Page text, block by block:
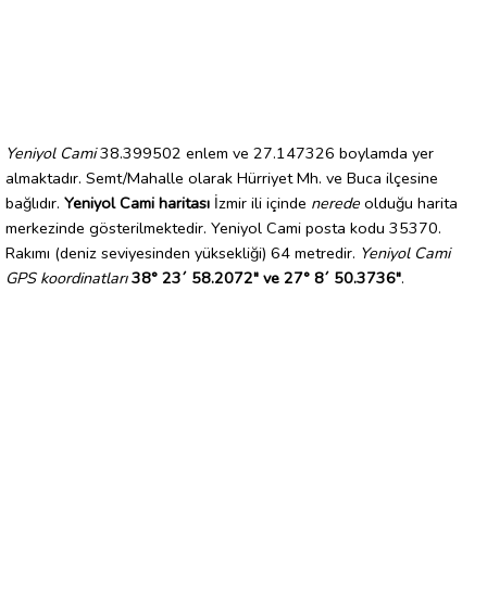
Yeniyol Cami38.399502 enlem ve 27.147326 boylamda yer
almaktadır. Semt/Mahalle olarak Hürriyet Mh. ve Buca ilçesine
bağlıdır. Yeniyol Cami haritası İzmir ili içinde nerede olduğu harita
merkezinde gösterilmektedir. Yeniyol Cami posta kodu 35370.
Rakımı (deniz seviyesinden yüksekliği) 64 metredir. Yeniyol Cami
GPS koordinatları 38° 23´ 58.2072" ve 27° 8´ 50.3736".